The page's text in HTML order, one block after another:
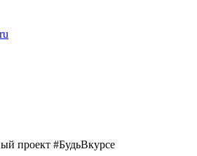
проект #БудьВкурсе